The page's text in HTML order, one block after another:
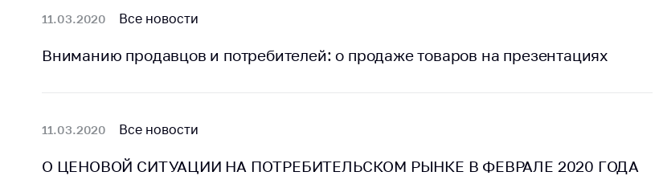
консультативный
совет
Соискателям
универсальная
товарная биржа
медицинские
изделия
Приемная
11.03.2020 Все новости
Вниманию продавцов и потребителей: о продаже товаров на презентациях
11.03.2020 Все новости
О ЦЕНОВОЙ СИТУАЦИИ НА ПОТРЕБИТЕЛЬСКОМ РЫНКЕ В ФЕВРАЛЕ 2020 ГОДА